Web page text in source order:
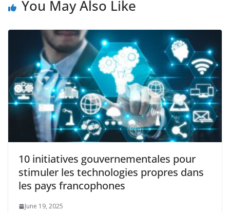
You May Also Like
10 initiatives gouvernementales pour
stimuler les technologies propres dans
les pays francophones
June 19, 2025